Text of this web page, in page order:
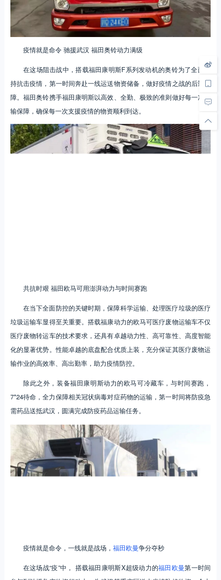
疫情就是命令 驰援武汉 福田奥铃动力满级
在这场阻击战中，搭载福田康明斯F系列发动机的奥铃为了全面支
持抗击疫情，第一时间奔赴一线运送物资储备，做好疫情之战的后勤保
障。福田奥铃携手福田康明斯以高效、全勤、极致的准则做好每一次运
输保障，确保每一次支援疫情的物资顺利到达。
共抗时艰 福田欧马可用澎湃动力与时间赛跑
在当下全面防控的关键时期，保障科学运输、处理医疗垃圾的医疗
垃圾运输车显得至关重要。搭载福康动力的欧马可医疗废物运输车不仅
医疗废物转运车的技术要求，还具有卓越动力性、高可靠性、高度智能
化的显著优势。性能卓越的底盘配合优质上装，充分保证其医疗废物运
输作业的高效率、高出勤率，助力疫情防控。
除此之外，装备福田康明斯动力的欧马可冷藏车，与时间赛跑，
7*24待命，全力保障相关冠状病毒对症药物的运输，第一时间将防疫急
需药品送抵武汉，圆满完成防疫药品运输任务。
疫情就是命令，一线就是战场， 福田欧曼争分夺秒
在这场战“疫”中， 搭载福田康明斯X超级动力的福田欧曼第一时间